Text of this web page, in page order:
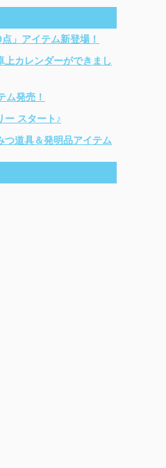
」アイテム新登場！
上カレンダーができまし
ム発売！
ー スタート♪
つ道具＆発明品アイテム